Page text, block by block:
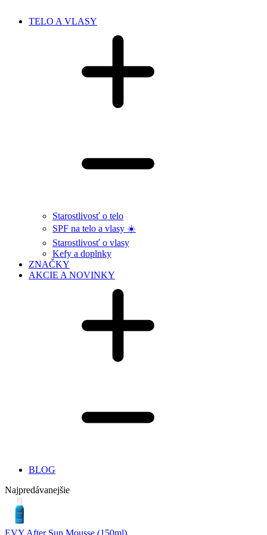
TELO A VLASY
Starostlivosť o telo
SPF na telo a vlasy ☀️
Starostlivosť o vlasy
Kefy a doplnky
ZNAČKY
AKCIE A NOVINKY
BLOG
Najpredávanejšie
EVY After Sun Mousse (150ml)